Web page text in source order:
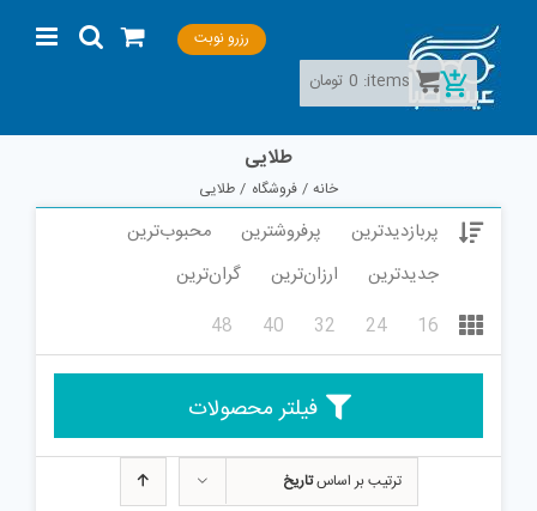
content
رزرو نوبت
طلایی
خانه فروشگاه طلایی
پربازدیدترین پرفروشترین
محبوب‌ترین
جدیدترین
ارزان‌ترین
گران‌ترین
16
24
32
40
48
فیلتر محصولات
انتخاب رنگ
انتخاب رنگ
محدوده قیمت
ترتیب بر اساستاریخ
items:
0 تومان